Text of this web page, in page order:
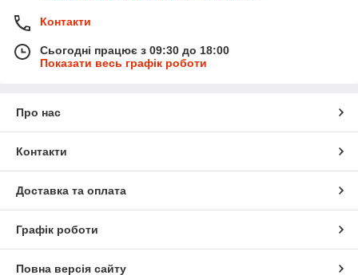
Контакти
Сьогодні працює з 09:30 до 18:00
Показати весь графік роботи
Про нас
Контакти
Доставка та оплата
Графік роботи
Повна версія сайту